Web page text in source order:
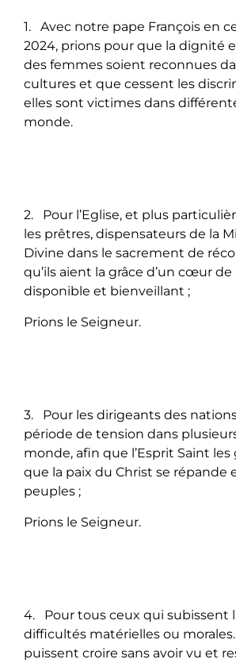
1. Avec notre pape François en
2024, prions pour que la dignité
des femmes soient reconnues
cultures et que cessent les
elles sont victimes dans
monde.
2. Pour l’Eglise, et plus
les prêtres, dispensateurs de la
Divine dans le sacrement de
qu’ils aient la grâce d’un cœur
disponible et bienveillant ;
Prions le Seigneur.
3. Pour les dirigeants des
période de tension dans
monde, afin que l’Esprit Saint
que la paix du Christ se répande
peuples ;
Prions le Seigneur.
4. Pour tous ceux qui subissent
difficultés matérielles ou morales.
puissent croire sans avoir vu et